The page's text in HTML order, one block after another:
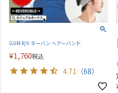
GUM R/V ターバン ヘアーバンド
¥1,760税込
4.71 （68）